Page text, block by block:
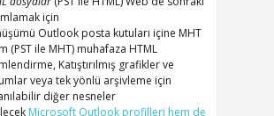
için
Outlook posta kutuları içine MHT
(PST ile MHT) muhafaza HTML
Katıştırılmış grafikler ve
veya tek yönlü arşivleme için
diğer nesneler
Microsoft Outlook profilleri hem de